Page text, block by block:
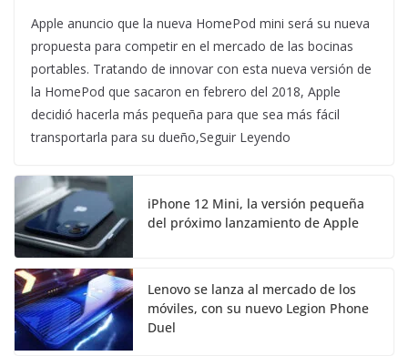
Apple anuncio que la nueva HomePod mini será su nueva
propuesta para competir en el mercado de las bocinas
portables. Tratando de innovar con esta nueva versión de
la HomePod que sacaron en febrero del 2018, Apple
decidió hacerla más pequeña para que sea más fácil
transportarla para su dueño,Seguir Leyendo
iPhone 12 Mini, la versión pequeña
del próximo lanzamiento de Apple
Lenovo se lanza al mercado de los
móviles, con su nuevo Legion Phone
Duel